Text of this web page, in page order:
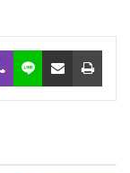
ViberLine Condividi via Email